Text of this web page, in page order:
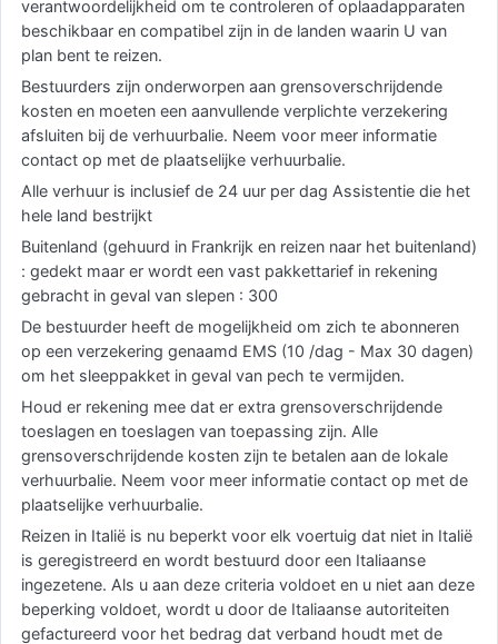
verantwoordelijkheid om te controleren of oplaadapparaten
beschikbaar en compatibel zijn in de landen waarin U van
plan bent te reizen.
Bestuurders zijn onderworpen aan grensoverschrijdende
kosten en moeten een aanvullende verplichte verzekering
afsluiten bij de verhuurbalie. Neem voor meer informatie
contact op met de plaatselijke verhuurbalie.
Alle verhuur is inclusief de 24 uur per dag Assistentie die het
hele land bestrijkt
Buitenland (gehuurd in Frankrijk en reizen naar het buitenland)
: gedekt maar er wordt een vast pakkettarief in rekening
gebracht in geval van slepen : 300
De bestuurder heeft de mogelijkheid om zich te abonneren
op een verzekering genaamd EMS (10 /dag - Max 30 dagen)
om het sleeppakket in geval van pech te vermijden.
Houd er rekening mee dat er extra grensoverschrijdende
toeslagen en toeslagen van toepassing zijn. Alle
grensoverschrijdende kosten zijn te betalen aan de lokale
verhuurbalie. Neem voor meer informatie contact op met de
plaatselijke verhuurbalie.
Reizen in Italië is nu beperkt voor elk voertuig dat niet in Italië
is geregistreerd en wordt bestuurd door een Italiaanse
ingezetene. Als u aan deze criteria voldoet en u niet aan deze
beperking voldoet, wordt u door de Italiaanse autoriteiten
gefactureerd voor het bedrag dat verband houdt met de